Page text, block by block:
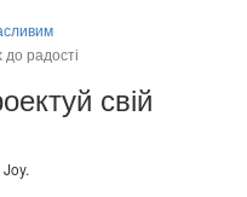
радості
свій